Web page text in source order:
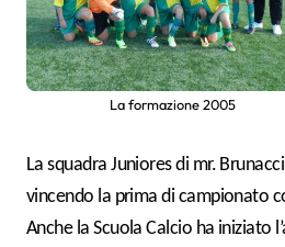
La formazione 2005
La squadra Juniores di mr.
vincendo la prima di campionato
Anche la Scuola Calcio ha iniziato